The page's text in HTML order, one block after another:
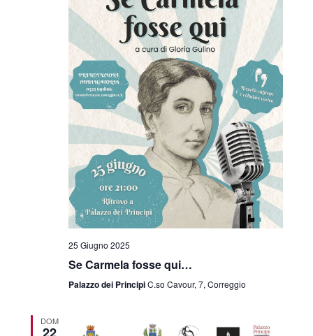
25 Giugno 2025
Se Carmela fosse qui…
Palazzo dei PrincipiC.so Cavour, 7, Correggio
DOM
22